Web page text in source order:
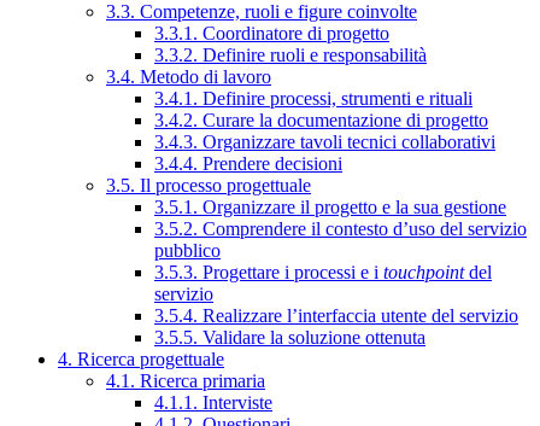
3.3. Competenze, ruoli e figure coinvolte
3.3.1. Coordinatore di progetto
3.3.2. Definire ruoli e responsabilità
3.4. Metodo di lavoro
3.4.1. Definire processi, strumenti e rituali
3.4.2. Curare la documentazione di progetto
3.4.3. Organizzare tavoli tecnici collaborativi
3.4.4. Prendere decisioni
3.5. Il processo progettuale
3.5.1. Organizzare il progetto e la sua gestione
3.5.2. Comprendere il contesto d’uso del servizio
pubblico
3.5.3. Progettare i processi e i touchpointdel
servizio
3.5.4. Realizzare l’interfaccia utente del servizio
3.5.5. Validare la soluzione ottenuta
4. Ricerca progettuale
4.1. Ricerca primaria
4.1.1. Interviste